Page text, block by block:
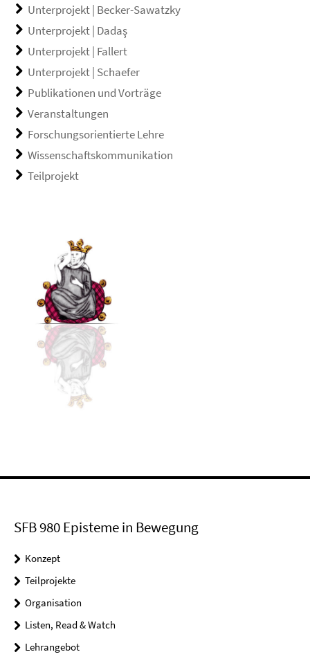
Unterprojekt | Becker-Sawatzky
Unterprojekt | Dadaş
Unterprojekt | Fallert
Unterprojekt | Schaefer
Publikationen und Vorträge
Veranstaltungen
Forschungsorientierte Lehre
Wissenschaftskommunikation
Teilprojekt
SFB 980 Episteme in Bewegung
Konzept
Teilprojekte
Organisation
Listen, Read & Watch
Lehrangebot